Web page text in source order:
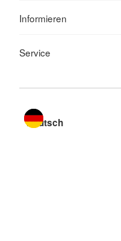
Informieren
Service
Sprache wechseln zu